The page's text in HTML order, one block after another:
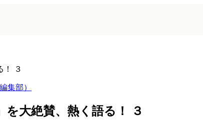
！ ３
集部）
大絶賛、熱く語る！ ３